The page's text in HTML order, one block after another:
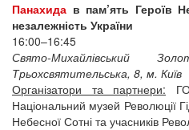
Панахида в пам’ять Героїв
незалежність України
16:00–16:45
Свято-Михайлівський
Трьохсвятительська, 8, м. Київ
Організатори та партнери:
Національний музей Революції
Небесної Сотні та учасників